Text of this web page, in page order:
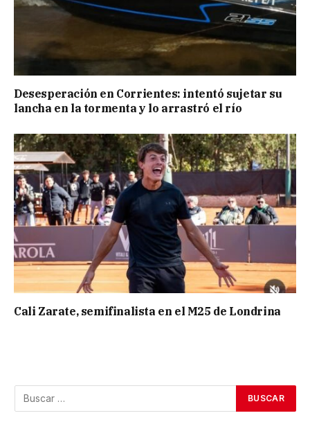
Desesperación en Corrientes: intentó sujetar su
lancha en la tormenta y lo arrastró el río
Cali Zarate, semifinalista en el M25 de Londrina